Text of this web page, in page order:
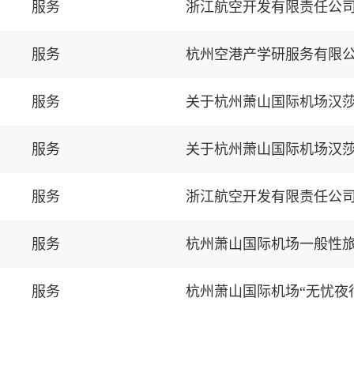
服务 浙江航空开发有限责任公
服务
服务 关于杭州萧山国际机场汉
服务 关于杭州萧山国际机场汉
服务 浙江航空开发有限责任公
服务 杭州萧山国际机场一般性
服务 杭州萧山国际机场“无忧